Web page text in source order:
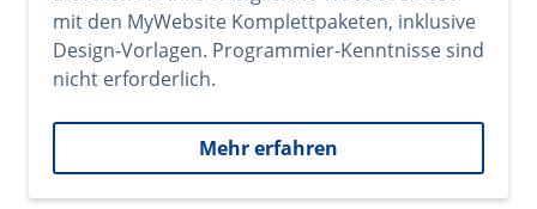
mit den MyWebsite Komplettpaketen, inklusive
Design-Vorlagen. Programmier-Kenntnisse sind
nicht erforderlich.
Mehr erfahren